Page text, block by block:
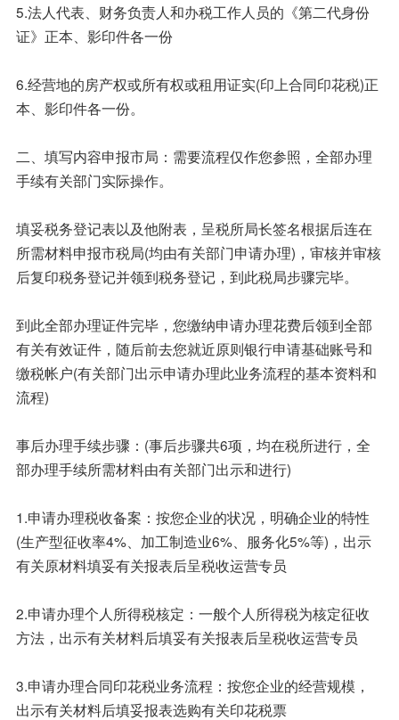
5.法人代表、财务负责人和办税工作人员的《第二代身份
证》正本、影印件各一份
6.经营地的房产权或所有权或租用证实(印上合同印花税)正
本、影印件各一份。
二、填写内容申报市局：需要流程仅作您参照，全部办理
手续有关部门实际操作。
填妥税务登记表以及他附表，呈税所局长签名根据后连在
所需材料申报市税局(均由有关部门申请办理)，审核并审核
后复印税务登记并领到税务登记，到此税局步骤完毕。
到此全部办理证件完毕，您缴纳申请办理花费后领到全部
有关有效证件，随后前去您就近原则银行申请基础账号和
缴税帐户(有关部门出示申请办理此业务流程的基本资料和
流程)
事后办理手续步骤：(事后步骤共6项，均在税所进行，全
部办理手续所需材料由有关部门出示和进行)
1.申请办理税收备案：按您企业的状况，明确企业的特性
(生产型征收率4%、加工制造业6%、服务化5%等)，出示
有关原材料填妥有关报表后呈税收运营专员
2.申请办理个人所得税核定：一般个人所得税为核定征收
方法，出示有关材料后填妥有关报表后呈税收运营专员
3.申请办理合同印花税业务流程：按您企业的经营规模，
出示有关材料后填妥报表选购有关印花税票